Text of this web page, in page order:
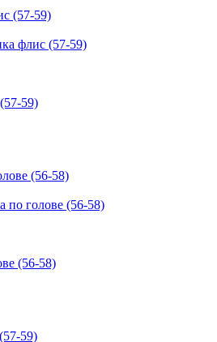
флис (57-59)
59)
по голове (56-58)
(56-58)